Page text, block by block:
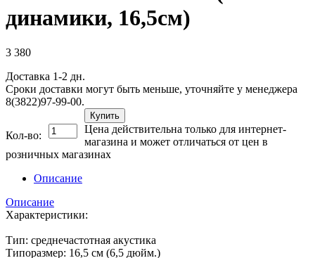
динамики, 16,5см)
3 380
Доставка 1-2 дн.
Сроки доставки могут быть меньше, уточняйте у менеджера
8(3822)97-99-00.
Кол-во:
Купить
Цена действительна только для интернет-
магазина и может отличаться от цен в
розничных магазинах
Описание
Описание
Характеристики:
Тип: среднечастотная акустика
Типоразмер: 16,5 см (6,5 дюйм.)